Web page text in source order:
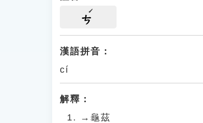
ㄘ
漢語拼音：
cí
解釋：
→龜茲